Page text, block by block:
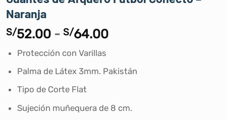
Naranja
S/52.00 - S/64.00Rango
desde
S/64.00
Protección con Varillas
Palma de Látex 3mm. Pakistán
Tipo de Corte Flat
Sujeción muñequera de 8 cm.